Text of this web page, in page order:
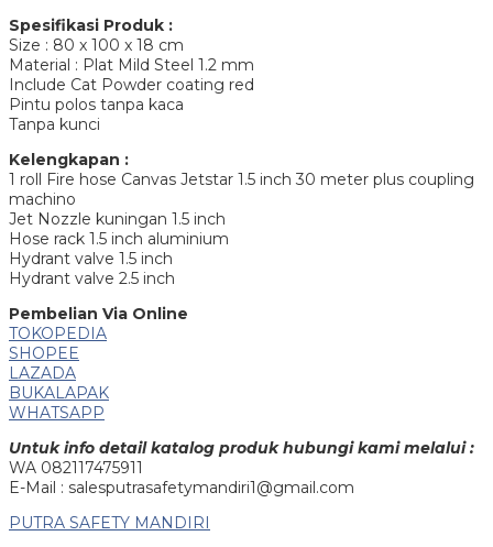
Spesifikasi Produk :
Size : 80 x 100 x 18 cm
Material : Plat Mild Steel 1.2 mm
Include Cat Powder coating red
Pintu polos tanpa kaca
Tanpa kunci
Kelengkapan :
1 roll Fire hose Canvas Jetstar 1.5 inch 30 meter plus coupling
machino
Jet Nozzle kuningan 1.5 inch
Hose rack 1.5 inch aluminium
Hydrant valve 1.5 inch
Hydrant valve 2.5 inch
Pembelian Via Online
TOKOPEDIA
SHOPEE
LAZADA
BUKALAPAK
WHATSAPP
Untuk info detail katalog produk hubungi kami melalui :
WA 082117475911
E-Mail : salesputrasafetymandiri1@gmail.com
PUTRA SAFETY MANDIRI